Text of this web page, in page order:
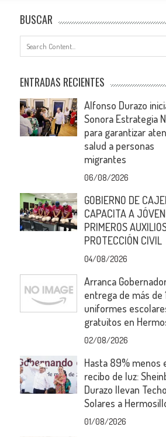
BUSCAR
ENTRADAS RECIENTES
Alfonso Durazo
Sonora Estrategia
para garantizar
salud a personas
migrantes
06/08/2026
GOBIERNO DE
CAPACITA A
PRIMEROS
PROTECCIÓN CIVIL
04/08/2026
Arranca
entrega de más de
uniformes
gratuitos en
02/08/2026
Hasta 89% menos
recibo de luz:
Durazo llevan
Solares a
01/08/2026